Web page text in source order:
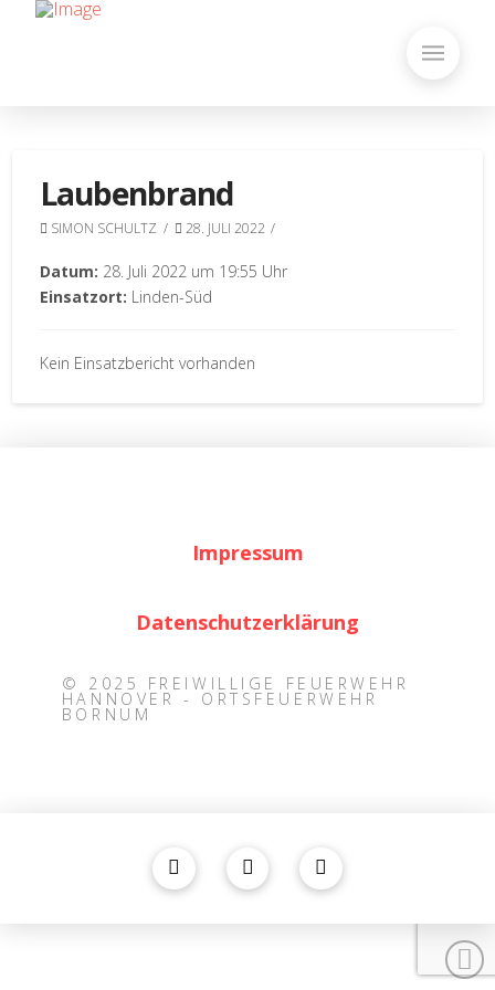
Laubenbrand
SIMON SCHULTZ 28. JULI 2022
Datum: 28. Juli 2022 um 19:55 Uhr
Einsatzort: Linden-Süd
Kein Einsatzbericht vorhanden
Impressum
Datenschutzerklärung
© 2025 FREIWILLIGE FEUERWEHR
HANNOVER - ORTSFEUERWEHR
BORNUM